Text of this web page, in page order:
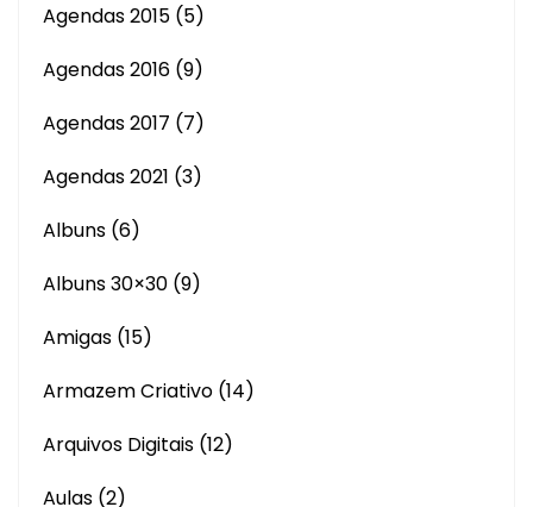
Agendas 2015 (5)
Agendas 2016 (9)
Agendas 2017 (7)
Agendas 2021 (3)
Albuns (6)
Albuns 30×30 (9)
Amigas (15)
Armazem Criativo (14)
Arquivos Digitais (12)
Aulas (2)